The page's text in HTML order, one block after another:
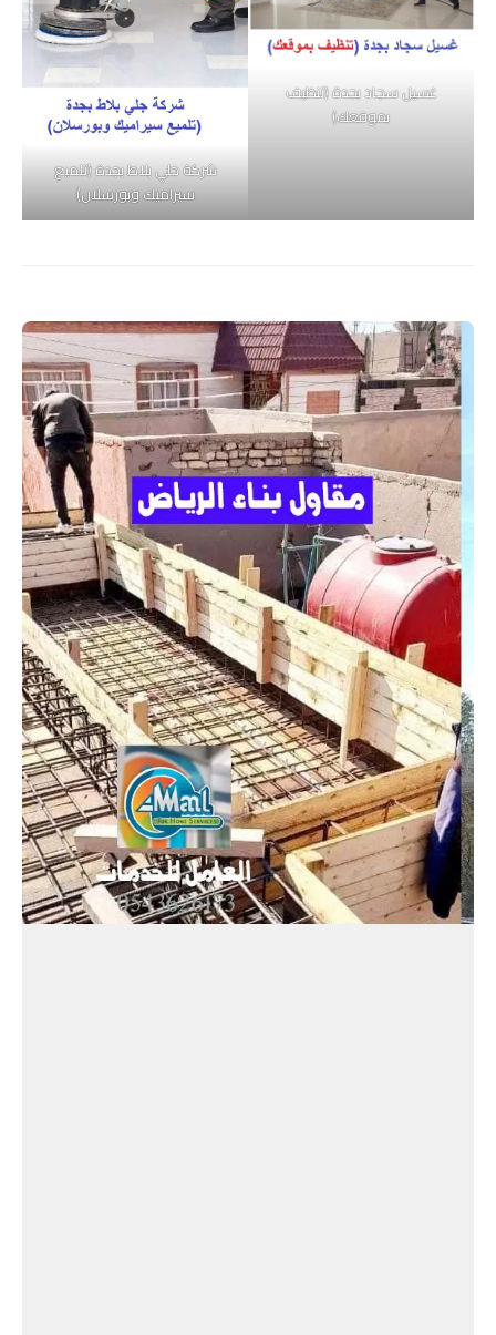
غسيل سجاد بجدة (تنظيف
بموقعك)
شركة جلي بلاط بجدة (تلميع
سيراميك وبورسلان)